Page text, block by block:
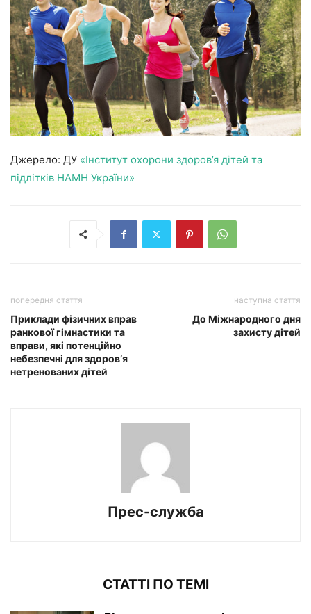
Джерело: ДУ «Інститут охорони здоров’я дітей та
підлітків НАМН України»
попередня стаття
Приклади фізичних вправ
ранкової гімнастики та
вправи, які потенційно
небезпечні для здоров’я
нетренованих дітей
наступна стаття
До Міжнародного дня
захисту дітей
Прес-служба
СТАТТІ ПО ТЕМІ